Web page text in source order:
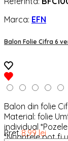
Marca: EFN
Balon Folie Cifra 6
Balon din folie
Material: folie
individual
*Nuantele pot fi
Pret 8,99 lei